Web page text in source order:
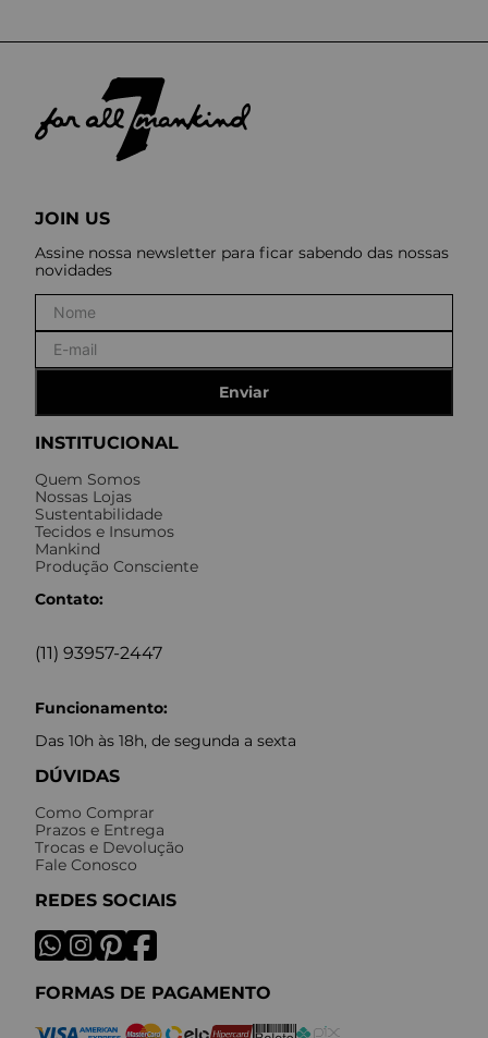
INSTITUCIONAL
Quem Somos
Nossas Lojas
Sustentabilidade
Tecidos e Insumos
Mankind
Produção Consciente
Contato:
(11) 93957-2447
Funcionamento:
Das 10h às 18h, de segunda a sexta
DÚVIDAS
Como Comprar
Prazos e Entrega
Trocas e Devolução
Fale Conosco
REDES SOCIAIS
FORMAS DE PAGAMENTO
JOIN US
Assine nossa newsletter para ficar sabendo das nossas
novidades
Enviar